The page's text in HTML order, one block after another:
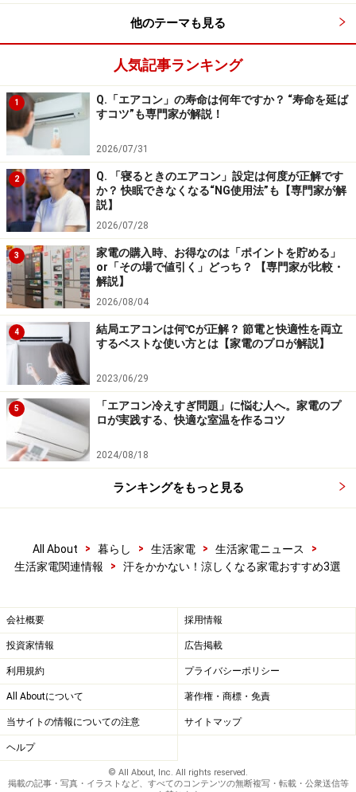
1リツトルサイズの電気ケトルと比べるとそのコンパクトさ
TOHOの「RELICIA・コンパクト電気圧力鍋」は、なんと
言っても、幅240×奥行き240×高さ300mmのコンパクト
なサイズと、お手頃価格が最大のウリ。使い方も至って
シンプルで、「ご飯」「スープ」「お粥」「肉類」「ケ
ーキ」と5つある調理メニューのボタンを押せば、加圧
時間も自動でセットされ、迷うことなく使えます。「高
圧・低圧」を選ぶような複雑な設定はできませんが、初
心者にはかえって使いやすいと思います。圧力鍋を使っ
てみたいけれど使いこなせるかシンパイ……という人にこ
そ、ぜひ試して欲しい一台です。
※参考：メーカー製品ページ・TOHO
クト電気圧力鍋」
拭き掃除ロボットで、足裏もサッパリ！
に、ロボット掃除機が人気を集めていますが、まさに汗
をかかずに掃除ができる、究極のお助け家電と言えるは
んと！この 7月には、床のから拭きと水拭きができる、
拭き掃除ロボット「Braava」発売されました。日本人
は、素足で歩く習慣がある上、日本の夏は湿度が高くて
直ぐに床がベタベタとしてしまうため、頻繁に拭き掃除
をしなくてはなりません。そんな日本の夏に、まさにピ
ッタリのロボット掃除機です。
他のテーマも見る
人気記事ランキング
1
Q.「エアコン」の寿命は何年ですか？ “寿命を延ば
すコツ”も専門家が解説！
2026/07/31
2
Q. 「寝るときのエアコン」設定は何度が正解です
か？ 快眠できなくなる“NG使用法”も【専門家が解
説】
2026/07/28
3
家電の購入時、お得なのは「ポイントを貯める」
or「その場で値引く」どっち？ 【専門家が比較・
解説】
2026/08/04
4
結局エアコンは何℃が正解？ 節電と快適性を両立
するベストな使い方とは【家電のプロが解説】
2023/06/29
5
「エアコン冷えすぎ問題」に悩む人へ。家電のプ
ロが実践する、快適な室温を作るコツ
2024/08/18
ランキングをもっと見る
All About > 暮らし > 生活家電 > 生活家電ニュース
>
生活家電関連情報
> 汗をかかない！涼しくなる家電おすすめ3選
会社概要 採用情報
投資家情報 広告掲載
利用規約 プライバシーポリシー
All Aboutについて 著作権・商標・免責
当サイトの情報についての注意 サイトマップ
ヘルプ
© All About, Inc. All rights reserved.
掲載の記事・写真・イラストなど、すべてのコンテンツの無断複写・転載・公衆送信等